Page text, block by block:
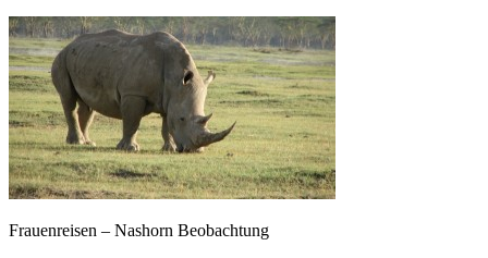
Frauenreisen – Nashorn Beobachtung